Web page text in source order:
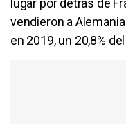
vendieron a
en 2019, un 20,8%